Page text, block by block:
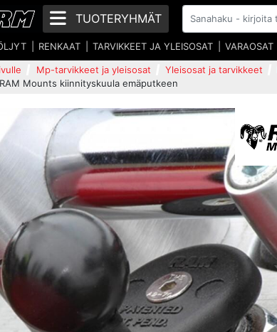
TUOTERYHMÄT
RENKAAT TARVIKKEET JA YLEISOSAT VARAOSAT
Mp-tarvikkeet ja yleisosat Yleisosat ja tarvikkeet
RAM Mounts kiinnityskuula emäputkeen